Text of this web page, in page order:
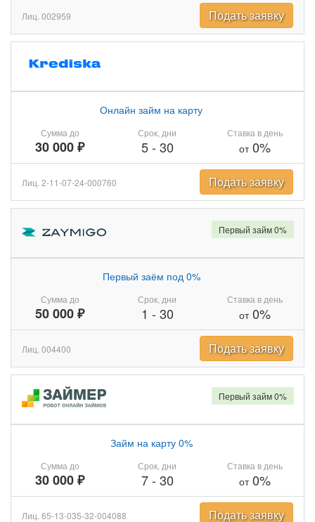
Лиц. 002959 Подать заявку
Сумма до
30 000 ₽
Онлайн займ на карту
Срок, дни
5- 30
Ставка в день
от0%
Лиц. 2-11-07-24-000760 Подать заявку
Сумма до
50 000 ₽
Первый заём под 0%
Срок, дни
1 - 30
Ставка в день
от0%
Первый займ 0%
Лиц. 004400 Подать заявку
Сумма до
30 000 ₽
Займ на карту 0%
Срок, дни
7- 30
Ставка в день
от0%
Первый займ 0%
Лиц. 65-13-035-32-004088 Подать заявку